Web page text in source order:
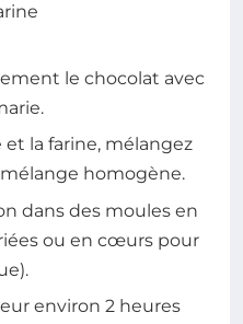
le chocolat avec
la farine, mélangez
homogène.
dans des moules en
ou en cœurs pour
environ 2 heures